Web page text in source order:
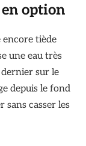
en option
encore tiède
une eau très
sur le
depuis le fond
casser les